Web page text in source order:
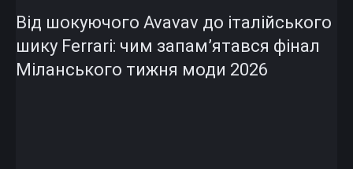
Від шокуючого Avavav до італійського
шику Ferrari: чим запам’ятався фінал
Міланського тижня моди 2026